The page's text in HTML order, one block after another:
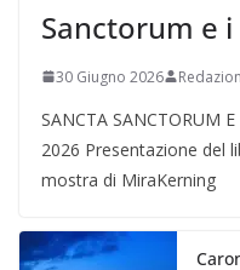
Sanctorum e
30 Giugno 2026
SANCTA SANCTORUM
2026 Presentazione del
mostra di MiraKerning